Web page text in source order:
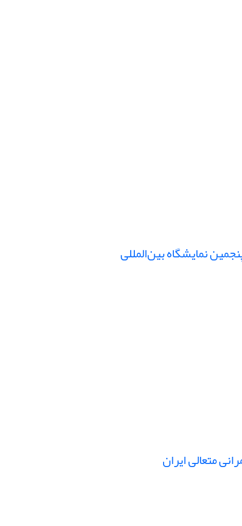
نمایشگاه بین‌المللی
متعالی ایران